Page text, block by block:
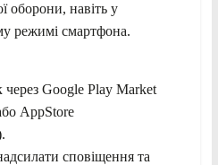
оборони, навіть у
режимі смартфона.
через Google Play Market
AppStore
сповіщення та